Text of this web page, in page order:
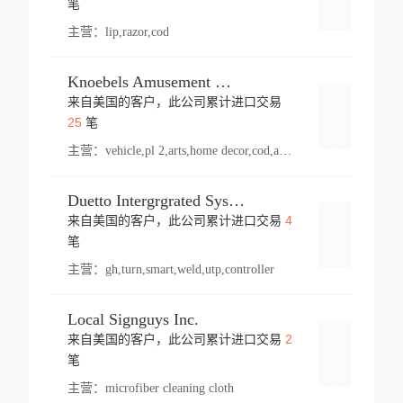
笔
主营： lip,razor,cod
Knoebels Amusement Resort
来自美国的客户，此公司累计进口交易
25笔
主营： vehicle,pl 2,arts,home decor,cod,amusement ride,sea
Duetto Intergrgrated Systems Inc.
来自美国的客户，此公司累计进口交易 4
笔
主营： gh,turn,smart,weld,utp,controller
Local Signguys Inc.
来自美国的客户，此公司累计进口交易 2
笔
主营： microfiber cleaning cloth